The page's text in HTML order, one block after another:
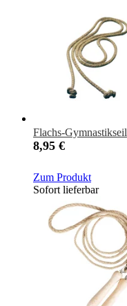
Flachs-Gymnastikseil
8,95 €
Zum Produkt
Sofort lieferbar